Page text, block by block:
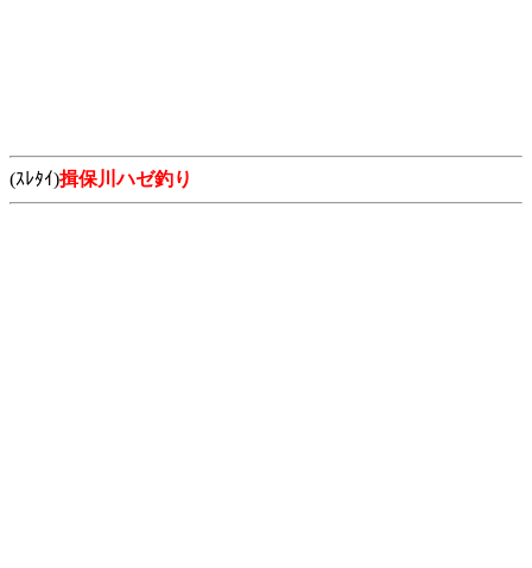
(ｽﾚﾀｲ)揖保川ハゼ釣り